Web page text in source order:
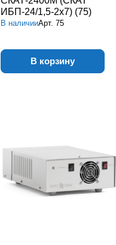
ИБП-24/1,5-2х7) (75)
В наличииАрт. 75
В корзину